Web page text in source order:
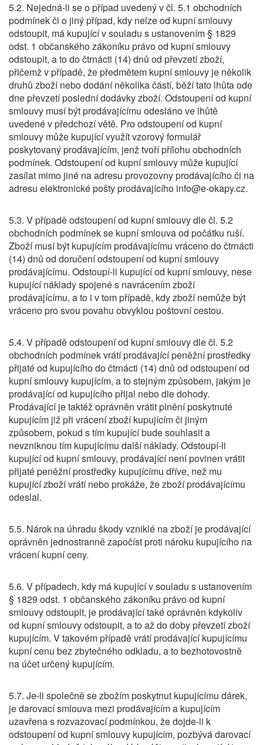
5.2. Nejedná-li se o případ uvedený v čl. 5.1 obchodních
podmínek či o jiný případ, kdy nelze od kupní smlouvy
odstoupit, má kupující v souladu s ustanovením § 1829
odst. 1 občanského zákoníku právo od kupní smlouvy
odstoupit, a to do čtrnácti (14) dnů od převzetí zboží,
přičemž v případě, že předmětem kupní smlouvy je několik
druhů zboží nebo dodání několika částí, běží tato lhůta ode
dne převzetí poslední dodávky zboží. Odstoupení od kupní
smlouvy musí být prodávajícímu odesláno ve lhůtě
uvedené v předchozí větě. Pro odstoupení od kupní
smlouvy může kupující využít vzorový formulář
poskytovaný prodávajícím, jenž tvoří přílohu obchodních
podmínek. Odstoupení od kupní smlouvy může kupující
zasílat mimo jiné na adresu provozovny prodávajícího či na
adresu elektronické pošty prodávajícího info@e-okapy.cz.
5.3. V případě odstoupení od kupní smlouvy dle čl. 5.2
obchodních podmínek se kupní smlouva od počátku ruší.
Zboží musí být kupujícím prodávajícímu vráceno do čtrnácti
(14) dnů od doručení odstoupení od kupní smlouvy
prodávajícímu. Odstoupí-li kupující od kupní smlouvy, nese
kupující náklady spojené s navrácením zboží
prodávajícímu, a to i v tom případě, kdy zboží nemůže být
vráceno pro svou povahu obvyklou poštovní cestou.
5.4. V případě odstoupení od kupní smlouvy dle čl. 5.2
obchodních podmínek vrátí prodávající peněžní prostředky
přijaté od kupujícího do čtrnácti (14) dnů od odstoupení od
kupní smlouvy kupujícím, a to stejným způsobem, jakým je
prodávající od kupujícího přijal nebo dle dohody.
Prodávající je taktéž oprávněn vrátit plnění poskytnuté
kupujícím již při vrácení zboží kupujícím či jiným
způsobem, pokud s tím kupující bude souhlasit a
nevzniknou tím kupujícímu další náklady. Odstoupí-li
kupující od kupní smlouvy, prodávající není povinen vrátit
přijaté peněžní prostředky kupujícímu dříve, než mu
kupující zboží vrátí nebo prokáže, že zboží prodávajícímu
odeslal.
5.5. Nárok na úhradu škody vzniklé na zboží je prodávající
oprávněn jednostranně započíst proti nároku kupujícího na
vrácení kupní ceny.
5.6. V případech, kdy má kupující v souladu s ustanovením
§ 1829 odst. 1 občanského zákoníku právo od kupní
smlouvy odstoupit, je prodávající také oprávněn kdykoliv
od kupní smlouvy odstoupit, a to až do doby převzetí zboží
kupujícím. V takovém případě vrátí prodávající kupujícímu
kupní cenu bez zbytečného odkladu, a to bezhotovostně
na účet určený kupujícím.
5.7. Je-li společně se zbožím poskytnut kupujícímu dárek,
je darovací smlouva mezi prodávajícím a kupujícím
uzavřena s rozvazovací podmínkou, že dojde-li k
odstoupení od kupní smlouvy kupujícím, pozbývá darovací